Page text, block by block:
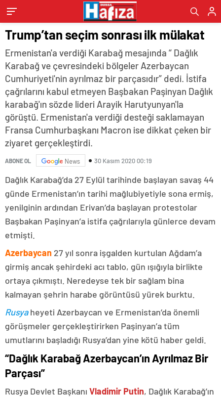
Trump’tan seçim sonrası ilk mülakat
Ermenistan'a verdiği Karabağ mesajında “ Dağlık
Karabağ ve çevresindeki bölgeler Azerbaycan
Cumhuriyeti'nin ayrılmaz bir parçasıdır” dedi. İstifa
çağrılarını kabul etmeyen Başbakan Paşinyan Dağlık
karabağ'ın sözde lideri Arayik Harutyunyan'la
görüştü. Ermenistan'a verdiği desteği saklamayan
Fransa Cumhurbaşkanı Macron ise dikkat çeken bir
ziyaret gerçekleştirdi.
ABONE OL News 30 Kasım 2020 00:19
Dağlık Karabağ’da 27 Eylül tarihinde başlayan savaş 44
günde Ermenistan’ın tarihi mağlubiyetiyle sona ermiş,
yenilginin ardından Erivan’da başlayan protestolar
Başbakan Paşinyan’a istifa çağrılarıyla günlerce devam
etmişti.
Azerbaycan 27 yıl sonra işgalden kurtulan Ağdam’a
girmiş ancak şehirdeki acı tablo, gün ışığıyla birlikte
ortaya çıkmıştı. Neredeyse tek bir sağlam bina
kalmayan şehrin harabe görüntüsü yürek burktu.
Rusyaheyeti Azerbaycan ve Ermenistan’da önemli
görüşmeler gerçekleştirirken Paşinyan’a tüm
umutlarını başladığı Rusya’dan yine kötü haber geldi.
“Dağlık Karabağ Azerbaycan’ın Ayrılmaz Bir
Parçası”
Rusya Devlet Başkanı Vladimir Putin, Dağlık Karabağ’ın